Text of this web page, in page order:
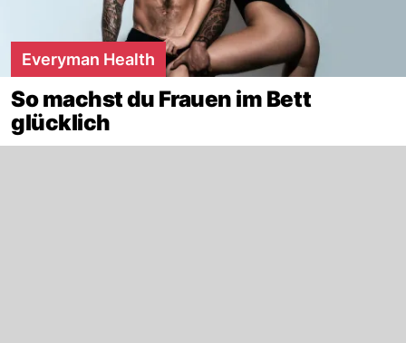
Everyman Health
So machst du Frauen im Bett
glücklich